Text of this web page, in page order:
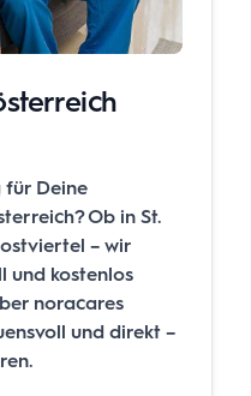
für Deine
Ob in St.
– wir
und kostenlos
noracares
und direkt –